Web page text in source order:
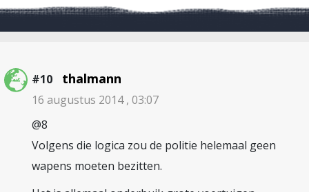
#10 thalmann
16 augustus 2014 , 03:07
@8
Volgens die logica zou de politie helemaal geen
wapens moeten bezitten.